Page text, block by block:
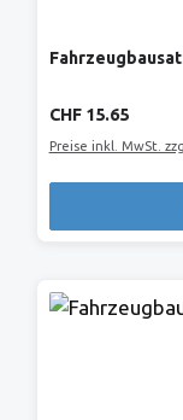
Regulärer Preis:
CHF 15.65
Preise inkl. MwSt.